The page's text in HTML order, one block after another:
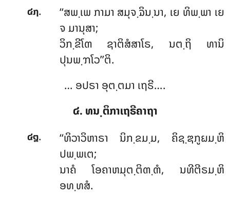
໔໗. ‘‘ສພ຺ເພ ກາມາ ສມຸຈ຺ຉິນ຺ນາ, ເຍ ທິພ຺ພາ ເຍ
ຈ ມານຸສາ;
ວິກ຺ຂີໂຓ ຊາຕິສໍສາໂຣ, ນຕ຺ຖິ ທານິ
ປຸນພ຺ຠໂວ’’ຕິ.
… ອປຣາ ອຸຕ຺ຕມາ ເຖຣີ….
໔. ທນ຺ຕິກາເຖຣີຄາຖາ
໔໘.
‘‘ທິວາວິຫາຣາ ນິກ຺ຂມ຺ມ, ຄິຊ຺ຌກູຏມ຺ຫິ
ປພ຺ພເຕ;
ນາຄໍ ໂອຄາຫມຸຕ຺ຕິຓ຺ຓໍ, ນທີຕີຣມ຺ຫິ
ອທ຺ທສໍ.